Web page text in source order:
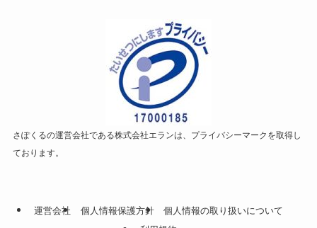
さぽくるの運営会社である株式会社エランは、プライバシーマークを取得し
ております。
運営会社 個人情報保護方針
個人情報の取り扱いについて